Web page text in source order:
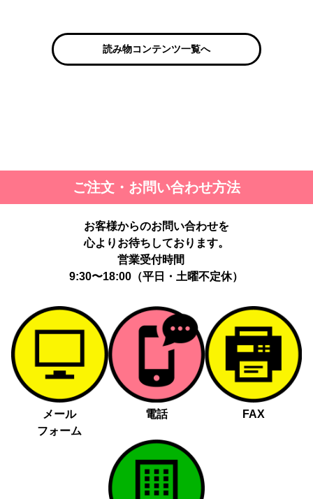
読み物コンテンツ一覧へ
ご注文・お問い合わせ方法
お客様からのお問い合わせを
心よりお待ちしております。
営業受付時間
9:30〜18:00（平日・土曜不定休）
メール
フォーム
電話 FAX